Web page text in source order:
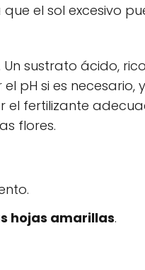
el sol excesivo
sustrato ácido,
pH si es necesario,
fertilizante
flores.
hojas amarillas.